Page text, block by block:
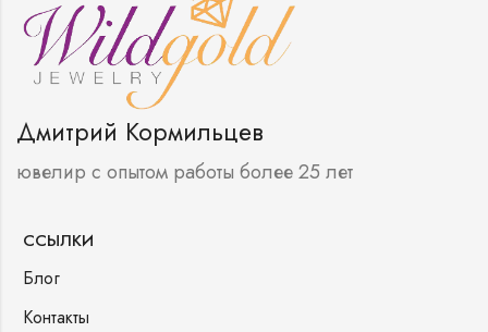
Дмитрий Кормильцев
ювелир с опытом работы более 25 лет
ССЫЛКИ
Блог
Контакты